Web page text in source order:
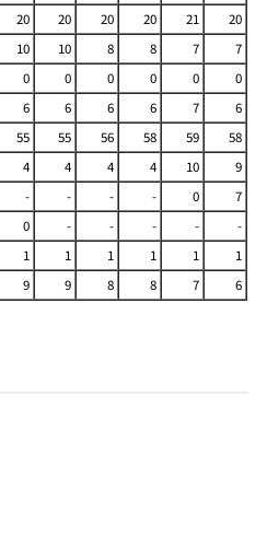
20 20 20 20 21
20
10 10 8 8 7
7
0 0 0 0 0
0
6 6 6 6 7
6
55 55 56 58 59
58
4 4 4 4 10
9
- - - - 0
7
0 - - - -
-
1 1 1 1 1
1
9 9 8 8 7 6